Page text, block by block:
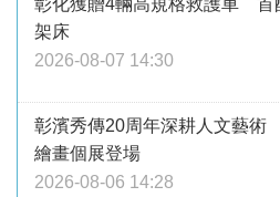
彰化獲贈4輛高規格救護車 首
架床
2026-08-07 14:30
彰濱秀傳20周年深耕人文藝
繪畫個展登場
2026-08-06 14:28